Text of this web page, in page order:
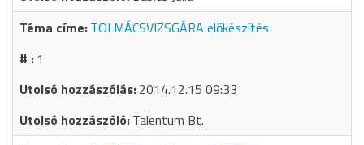
TOLMÁCSVIZSGÁRA előkészítés
1
2014.12.15 09:33
Talentum Bt.